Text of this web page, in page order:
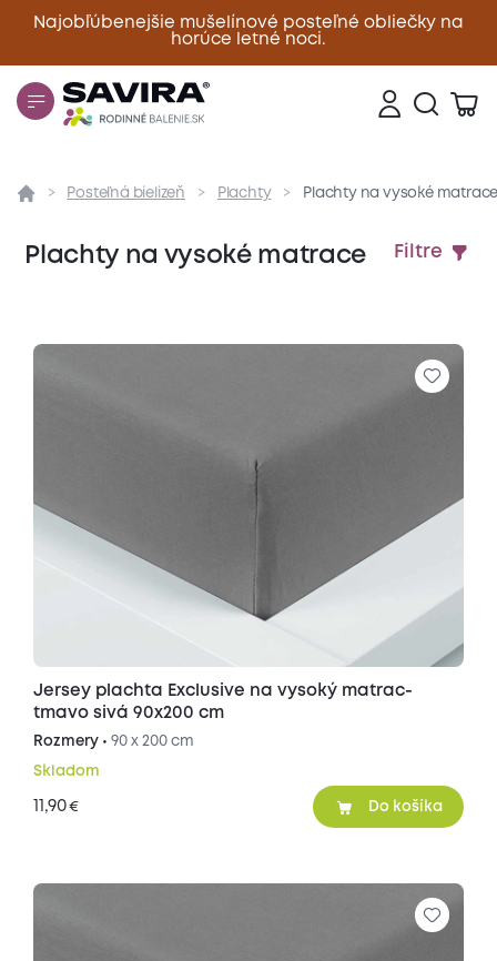
Najobľúbenejšie mušelínové posteľné obliečky na
horúce letné noci.
Zavrieť
Posteľná bielizeň Plachty Plachty na vysoké
Plachty na vysoké matrace Filtre
Jersey plachta Exclusive na vysoký matrac-
tmavo sivá 90x200 cm
Rozmery • 90 x 200 cm
Skladom
11,90€ Do košíka